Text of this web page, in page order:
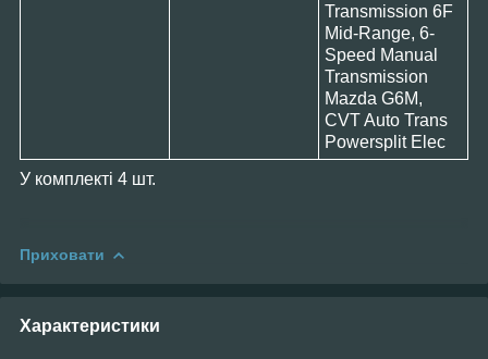
Transmission 6F
Mid-Range, 6-
Speed Manual
Transmission
Mazda G6M,
CVT Auto Trans
Powersplit Elec
У комплекті 4 шт.
Приховати
Характеристики